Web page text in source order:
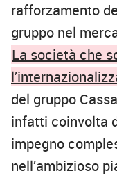
rafforzamento
gruppo nel
La società che
del gruppo
infatti coinvolta
impegno
nell’ambizioso